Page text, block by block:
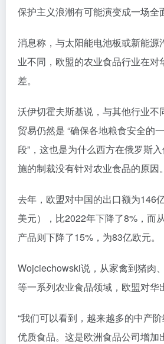
保护主义浪潮有可能演变成一场全
消息称，与太阳能电池板或新能源
业不同，欧盟的农业食品行业在对
差。
沃伊切霍夫斯基说，与其他行业不
贸易仍然是 “确保各地粮食安全的
段”，这也是为什么西方在俄罗斯
施的制裁没有针对农业食品的原因。
去年，欧盟对中国的出口额为146
美元），比2022年下降了8%，而
产品则下降了15%，为83亿欧元。
Wojciechowski说，从家禽到猪肉
等一系列农业食品领域，欧盟对华
“我们可以看到，越来越多的中产
优质食品。这是欧洲食品公司增加